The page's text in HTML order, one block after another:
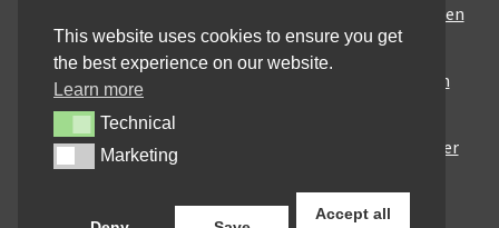
Maxxis MA-ST3 – Ausgewogener Sport-Touring-Reifen
für vielseitige Einsätze
Pirelli City Demon – Zuverlässigkeit für den urbanen
Alltag
Metzeler Perfect ME77 – Klassische Optik mit solider
Straßenperformance
This website uses cookies to ensure you get
the best experience on our website.
Learn more
TechnicalTechnical
MarketingMarketing
Accept all